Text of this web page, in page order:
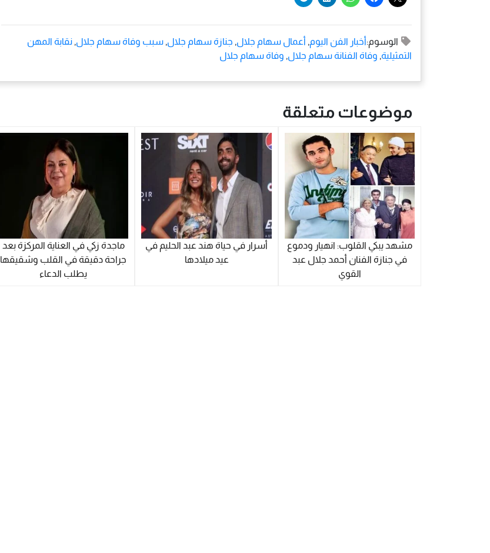
الوسوم:أخبار الفن اليوم, أعمال سهام جلال, جنازة سهام جلال, سبب وفاة سهام جلال, نقابة المهن
التمثيلية, وفاة الفنانة سهام جلال, وفاة سهام جلال
موضوعات متعلقة
مشهد يبكي القلوب: انهيار ودموع
في جنازة الفنان أحمد جلال عبد
القوي
أسرار في حياة هند عبد الحليم في
عيد ميلادها
ماجدة زكي في العناية المركزة بعد
جراحة دقيقة في القلب وشقيقها
يطلب الدعاء